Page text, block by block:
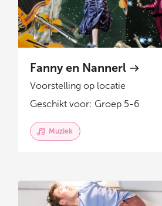
Fanny en Nannerl
Voorstelling op locatie
Geschikt voor: Groep 5-6
Muziek